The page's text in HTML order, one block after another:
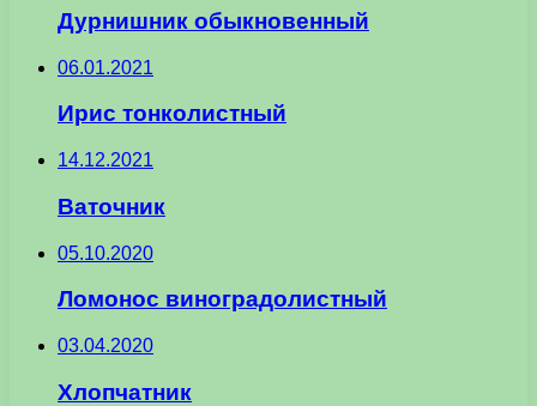
Дурнишник обыкновенный
06.01.2021
Ирис тонколистный
14.12.2021
Ваточник
05.10.2020
Ломонос виноградолистный
03.04.2020
Хлопчатник